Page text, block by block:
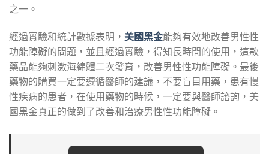
之一。
經過實驗和統計數據表明， 美國黑金能夠有效地改善男性性
功能障礙的問題，並且經過實驗，得知長時間的使用，這款
藥品能夠刺激海綿體二次發育，改善男性性功能障礙。最後
藥物的購買一定要遵循醫師的建議，不要盲目用藥，患有慢
性疾病的患者，在使用藥物的時候，一定要與醫師諮詢，美
國黑金真正的做到了改善和治療男性性功能障礙。